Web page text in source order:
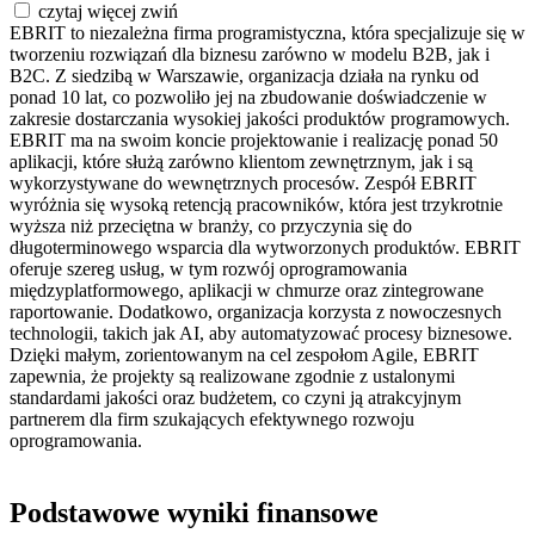
czytaj więcej zwiń
EBRIT to niezależna firma programistyczna, która specjalizuje się w
tworzeniu rozwiązań dla biznesu zarówno w modelu B2B, jak i
B2C. Z siedzibą w Warszawie, organizacja działa na rynku od
ponad 10 lat, co pozwoliło jej na zbudowanie doświadczenie w
zakresie dostarczania wysokiej jakości produktów programowych.
EBRIT ma na swoim koncie projektowanie i realizację ponad 50
aplikacji, które służą zarówno klientom zewnętrznym, jak i są
wykorzystywane do wewnętrznych procesów. Zespół EBRIT
wyróżnia się wysoką retencją pracowników, która jest trzykrotnie
wyższa niż przeciętna w branży, co przyczynia się do
długoterminowego wsparcia dla wytworzonych produktów. EBRIT
oferuje szereg usług, w tym rozwój oprogramowania
międzyplatformowego, aplikacji w chmurze oraz zintegrowane
raportowanie. Dodatkowo, organizacja korzysta z nowoczesnych
technologii, takich jak AI, aby automatyzować procesy biznesowe.
Dzięki małym, zorientowanym na cel zespołom Agile, EBRIT
zapewnia, że projekty są realizowane zgodnie z ustalonymi
standardami jakości oraz budżetem, co czyni ją atrakcyjnym
partnerem dla firm szukających efektywnego rozwoju
oprogramowania.
Podstawowe wyniki finansowe